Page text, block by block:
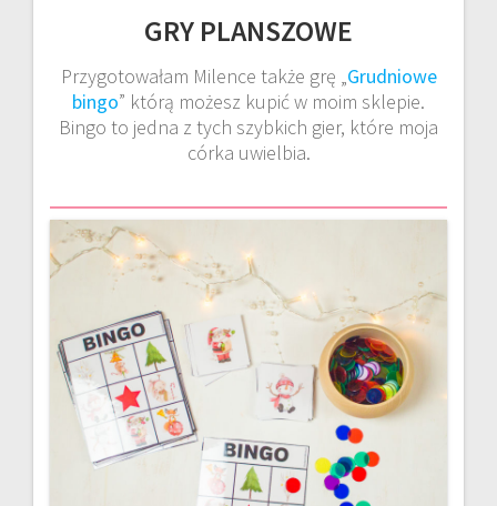
GRY PLANSZOWE
Przygotowałam Milence także grę „ Grudniowe
bingo” którą możesz kupić w moim sklepie.
Bingo to jedna z tych szybkich gier, które moja
córka uwielbia.